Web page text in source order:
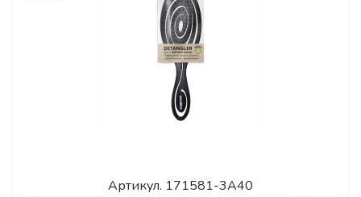
Артикул. 171581-3A40